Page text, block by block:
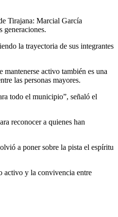
Tirajana: Marcial García
generaciones.
la trayectoria de sus integrantes
activo también es una
las personas mayores.
todo el municipio”, señaló el
reconocer a quienes han
a poner sobre la pista el espíritu
activo y la convivencia entre